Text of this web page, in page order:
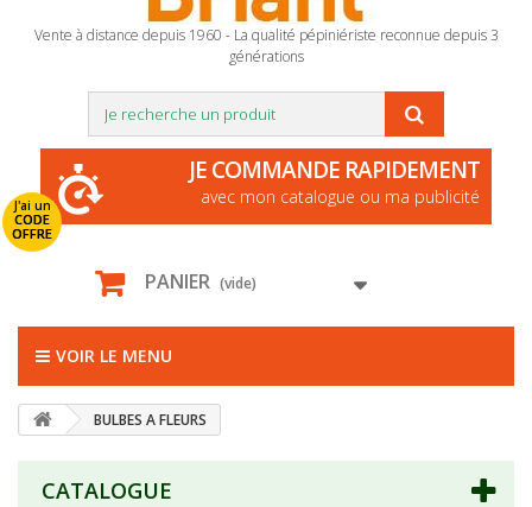
Vente à distance depuis 1960 - La qualité pépiniériste reconnue depuis 3
générations
J'ai un
CODE
OFFRE
JE COMMANDE RAPIDEMENT
avec mon catalogue ou ma publicité
PANIER (vide)
VOIR LE MENU
BULBES A FLEURS
CATALOGUE